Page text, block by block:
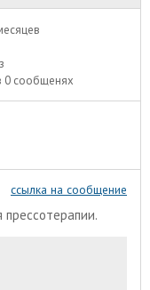
0 сообщенях
ссылка на сообщение